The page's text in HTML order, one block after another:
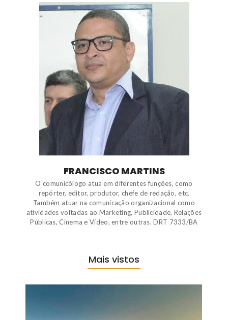
FRANCISCO MARTINS
O comunicólogo atua em diferentes funções, como
repórter, editor, produtor, chefe de redação, etc.
Também atuar na comunicação organizacional como
atividades voltadas ao Marketing, Publicidade, Relações
Públicas, Cinema e Vídeo, entre outras. DRT 7333/BA
Mais vistos